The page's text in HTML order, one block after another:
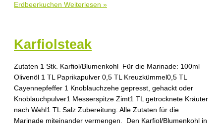
Erdbeerkuchen Weiterlesen »
Karfiolsteak
Zutaten 1 Stk. Karfiol/Blumenkohl Für die Marinade: 100ml
Olivenöl 1 TL Paprikapulver 0,5 TL Kreuzkümmel0,5 TL
Cayennepfeffer 1 Knoblauchzehe gepresst, gehackt oder
Knoblauchpulver1 Messerspitze Zimt1 TL getrocknete Kräuter
nach Wahl1 TL Salz Zubereitung: Alle Zutaten für die
Marinade miteinander vermengen. Den Karfiol/Blumenkohl in